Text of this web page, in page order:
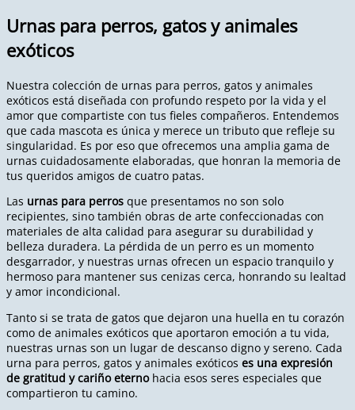
Urnas para perros, gatos y animales
exóticos
Nuestra colección de urnas para perros, gatos y animales
exóticos está diseñada con profundo respeto por la vida y el
amor que compartiste con tus fieles compañeros. Entendemos
que cada mascota es única y merece un tributo que refleje su
singularidad. Es por eso que ofrecemos una amplia gama de
urnas cuidadosamente elaboradas, que honran la memoria de
tus queridos amigos de cuatro patas.
Las urnas para perros que presentamos no son solo
recipientes, sino también obras de arte confeccionadas con
materiales de alta calidad para asegurar su durabilidad y
belleza duradera. La pérdida de un perro es un momento
desgarrador, y nuestras urnas ofrecen un espacio tranquilo y
hermoso para mantener sus cenizas cerca, honrando su lealtad
y amor incondicional.
Tanto si se trata de gatos que dejaron una huella en tu corazón
como de animales exóticos que aportaron emoción a tu vida,
nuestras urnas son un lugar de descanso digno y sereno. Cada
urna para perros, gatos y animales exóticos es una expresión
de gratitud y cariño eternohacia esos seres especiales que
compartieron tu camino.